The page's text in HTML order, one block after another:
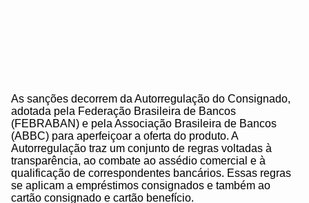
As sanções decorrem da Autorregulação do Consignado,
adotada pela Federação Brasileira de Bancos
(FEBRABAN) e pela Associação Brasileira de Bancos
(ABBC) para aperfeiçoar a oferta do produto. A
Autorregulação traz um conjunto de regras voltadas à
transparência, ao combate ao assédio comercial e à
qualificação de correspondentes bancários. Essas regras
se aplicam a empréstimos consignados e também ao
cartão consignado e cartão benefício.